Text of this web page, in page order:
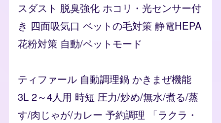
スダスト 脱臭強化 ホコリ・光センサー付
き 四面吸気口 ペットの毛対策 静電HEPA
花粉対策 自動/ペットモード
ティファール 自動調理鍋 かきまぜ機能
3L 2～4人用 時短 圧力/炒め/無水/煮る/蒸
す/肉じゃが/カレー 予約調理 「ラクラ・